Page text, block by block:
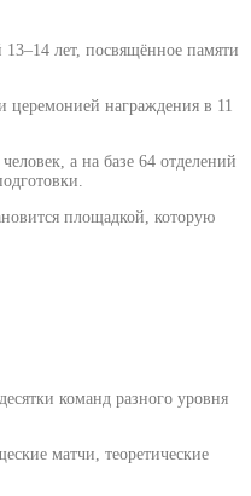
лет, посвящённое памяти
церемонией награждения в 11
а на базе 64 отделений
площадкой, которую
команд разного уровня
матчи, теоретические